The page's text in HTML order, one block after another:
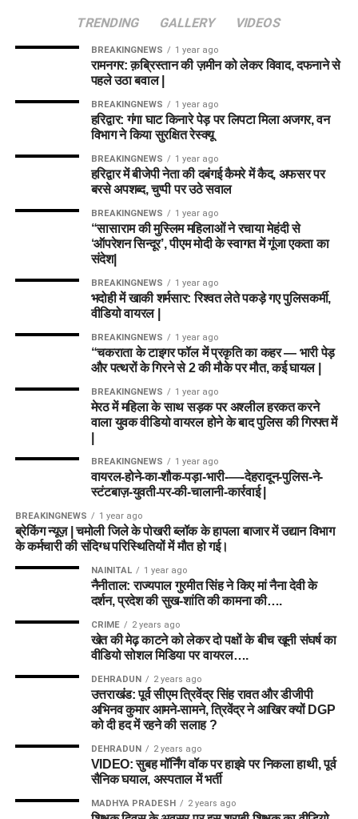
TRENDING GALLERY VIDEOS
BREAKINGNEWS 1 year ago
रामनगर: क़ब्रिस्तान की ज़मीन को लेकर विवाद, दफनाने से
पहले उठा बवाल |
BREAKINGNEWS 1 year ago
हरिद्वार: गंगा घाट किनारे पेड़ पर लिपटा मिला अजगर, वन
विभाग ने किया सुरक्षित रेस्क्यू
BREAKINGNEWS 1 year ago
हरिद्वार में बीजेपी नेता की दबंगई कैमरे में कैद, अफसर पर
बरसे अपशब्द, चुप्पी पर उठे सवाल
BREAKINGNEWS 1 year ago
“सासाराम की मुस्लिम महिलाओं ने रचाया मेहंदी से
‘ऑपरेशन सिन्दूर’, पीएम मोदी के स्वागत में गूंजा एकता का
संदेश|
BREAKINGNEWS 1 year ago
भदोही में खाकी शर्मसार: रिश्वत लेते पकड़े गए पुलिसकर्मी,
वीडियो वायरल |
BREAKINGNEWS 1 year ago
“चकराता के टाइगर फॉल में प्रकृति का कहर — भारी पेड़
और पत्थरों के गिरने से 2 की मौके पर मौत, कई घायल |
BREAKINGNEWS 1 year ago
मेरठ में महिला के साथ सड़क पर अश्लील हरकत करने
वाला युवक वीडियो वायरल होने के बाद पुलिस की गिरफ्त में
BREAKINGNEWS 1 year ago
वायरल-होने-का-शौक-पड़ा-भारी-—-देहरादून-पुलिस-ने-
स्टंटबाज़-युवती-पर-की-चालानी-कार्रवाई |
BREAKINGNEWS 1 year ago
ब्रेकिंग न्यूज़ | चमोली जिले के पोखरी ब्लॉक के हापला बाजार में उद्यान विभाग
के कर्मचारी की संदिग्ध परिस्थितियों में मौत हो गई।
NAINITAL 1 year ago
नैनीताल: राज्यपाल गुरमीत सिंह ने किए मां नैना देवी के
दर्शन, प्रदेश की सुख-शांति की कामना की….
CRIME 2 years ago
खेत की मेढ़ काटने को लेकर दो पक्षों के बीच खूनी संघर्ष का
वीडियो सोशल मिडिया पर वायरल….
DEHRADUN 2 years ago
उत्तराखंड: पूर्व सीएम त्रिवेंद्र सिंह रावत और डीजीपी
अभिनव कुमार आमने-सामने, त्रिवेंद्र ने आखिर क्यों DGP
को दी हद में रहने की सलाह ?
DEHRADUN 2 years ago
VIDEO: सुबह मॉर्निंग वॉक पर हाइवे पर निकला हाथी, पूर्व
सैनिक घयाल, अस्पताल में भर्ती
MADHYA PRADESH 2 years ago